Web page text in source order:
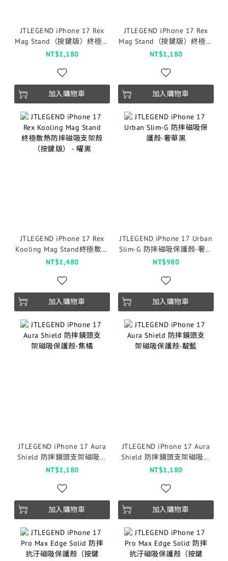
JTLEGEND iPhone 17 Rex
Mag Stand（按鍵版）終極防
摔磁吸支架殼 - 淺灰
NT$1,180
加入購物車
JTLEGEND iPhone 17 Rex
Mag Stand（按鍵版）終極防
摔磁吸支架殼 - 曜黑
NT$1,180
加入購物車
JTLEGEND iPhone 17 Rex
Kooling Mag Stand終極散熱
防摔磁吸支架殼（按鍵版） -
NT$1,480
加入購物車
JTLEGEND iPhone 17 Urban
Slim-G 防摔磁吸保護殼-奢華
黑
NT$980
加入購物車
JTLEGEND iPhone 17 Aura
Shield 防摔鏡頭支架磁吸保
護殼-焦橘
NT$1,180
加入購物車
JTLEGEND iPhone 17 Aura
Shield 防摔鏡頭支架磁吸保
護殼-靛藍
NT$1,180
加入購物車